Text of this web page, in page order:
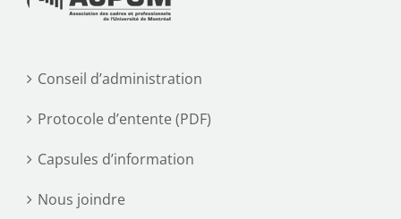
Conseil d’administration
Protocole d’entente (PDF)
Capsules d’information
Nous joindre